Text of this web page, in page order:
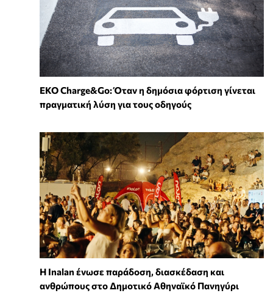
EKO Charge&Go: Όταν η δημόσια φόρτιση γίνεται
πραγματική λύση για τους οδηγούς
Η Inalan ένωσε παράδοση, διασκέδαση και
ανθρώπους στο Δημοτικό Αθηναϊκό Πανηγύρι